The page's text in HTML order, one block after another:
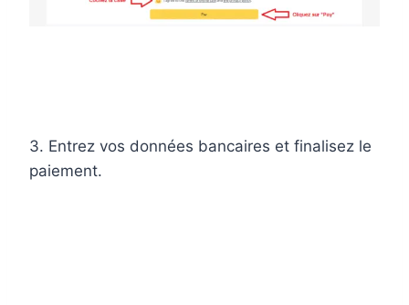
3. Entrez vos données bancaires et finalisez le
paiement.